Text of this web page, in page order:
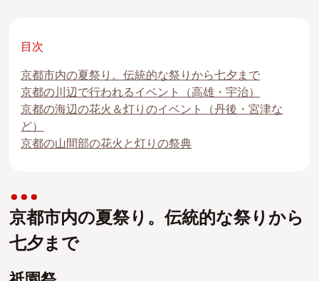
目次
京都市内の夏祭り。伝統的な祭りから七夕まで
京都の川辺で行われるイベント（高雄・宇治）
京都の海辺の花火＆灯りのイベント（丹後・宮津な
ど）
京都の山間部の花火と灯りの祭典
京都市内の夏祭り。伝統的な祭りから
七夕まで